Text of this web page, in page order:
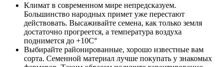
Климат в современном мире непредсказуем.
Большинство народных примет уже перестают
действовать. Высаживайте семена, как только земля
достаточно прогреется, а температура воздуха
поднимется до +10С°
Выбирайте районированные, хорошо известные вам
сорта. Семенной материал лучше покупать у знакомых